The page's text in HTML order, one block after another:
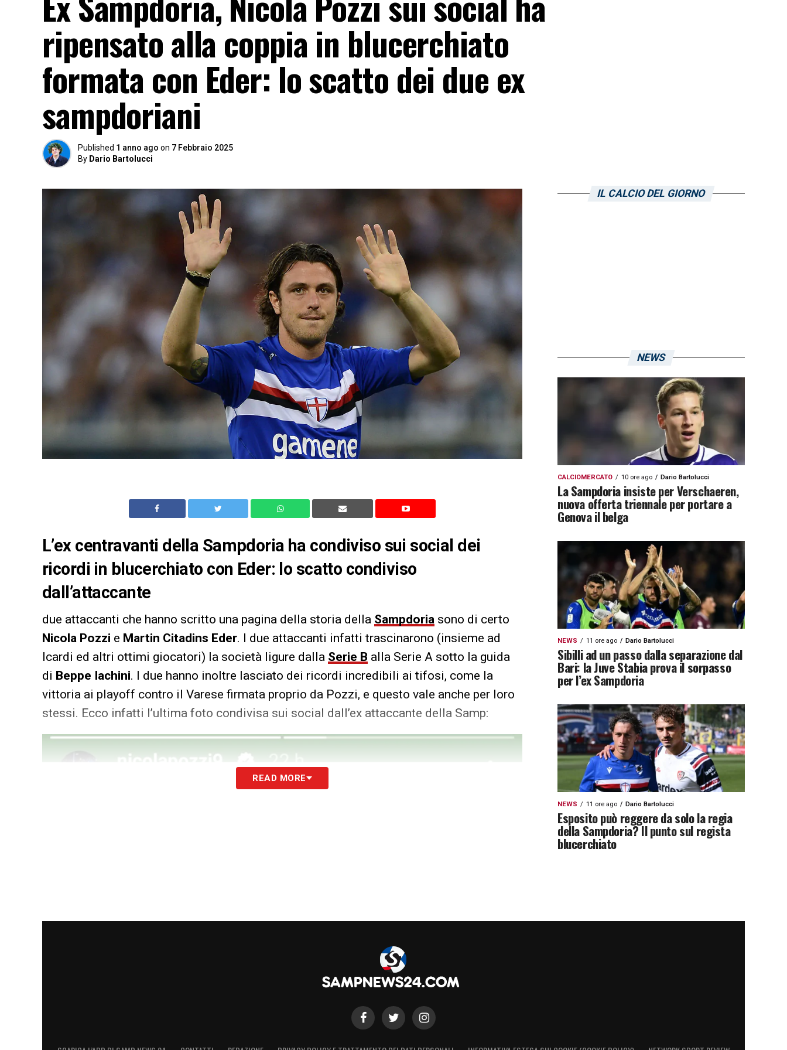
ripensato alla coppia in blucerchiato
formata con Eder: lo scatto dei due ex
sampdoriani
Published 1 anno ago on 7 Febbraio 2025
By Dario Bartolucci
L’ex centravanti della Sampdoria ha condiviso sui social dei
ricordi in blucerchiato con Eder: lo scatto condiviso
dall’attaccante
due attaccanti che hanno scritto una pagina della storia della Sampdoria sono di certo
Nicola Pozzi e Martin Citadins Eder. I due attaccanti infatti trascinarono (insieme ad
Icardi ed altri ottimi giocatori) la società ligure dalla Serie B alla Serie A sotto la guida
di Beppe Iachini. I due hanno inoltre lasciato dei ricordi incredibili ai tifosi, come la
vittoria ai playoff contro il Varese firmata proprio da Pozzi, e questo vale anche per loro
stessi. Ecco infatti l’ultima foto condivisa sui social dall’ex attaccante della Samp:
READ MORE
IL CALCIO DEL GIORNO
NEWS
CALCIOMERCATO 10 ore ago Dario Bartolucci
La Sampdoria insiste per Verschaeren,
nuova offerta triennale per portare a
Genova il belga
NEWS 11 ore ago Dario Bartolucci
Sibilli ad un passo dalla separazione dal
Bari: la Juve Stabia prova il sorpasso
per l’ex Sampdoria
NEWS 11 ore ago Dario Bartolucci
Esposito può reggere da solo la regia
della Sampdoria? Il punto sul regista
blucerchiato